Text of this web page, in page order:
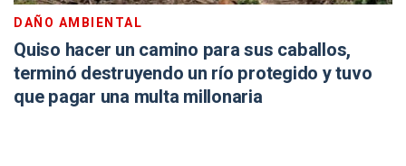
DAÑO AMBIENTAL
Quiso hacer un camino para sus caballos,
terminó destruyendo un río protegido y tuvo
que pagar una multa millonaria